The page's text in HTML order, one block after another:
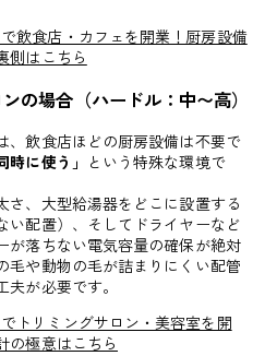
飲食店・カフェを開業！厨房設備
側はこちら
の場合（ハードル：中〜高）
、飲食店ほどの厨房設備は不要で
時に使う」 という特殊な環境で
さ、大型給湯器をどこに設置する
い配置）、そしてドライヤーなど
が落ちない電気容量の確保が絶対
毛や動物の毛が詰まりにくい配管
が必要です。
トリミングサロン・美容室を開
の極意はこちら